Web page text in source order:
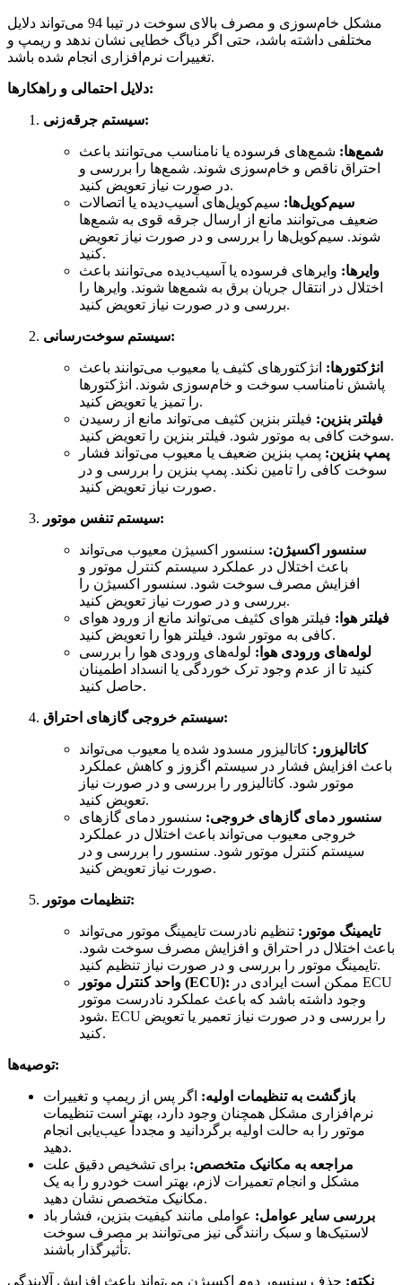
مشکل خام‌سوزی و مصرف بالای سوخت در تیبا 94 می‌تواند دلایل
مختلفی داشته باشد، حتی اگر دیاگ خطایی نشان ندهد و ریمپ و
تغییرات نرم‌افزاری انجام شده باشد.
دلایل احتمالی و راهکارها:
سیستم جرقه‌زنی:
شمع‌ها: شمع‌های فرسوده یا نامناسب می‌توانند باعث
احتراق ناقص و خام‌سوزی شوند. شمع‌ها را بررسی و
در صورت نیاز تعویض کنید.
سیم‌کویل‌ها: سیم‌کویل‌های آسیب‌دیده یا اتصالات
ضعیف می‌توانند مانع از ارسال جرقه قوی به شمع‌ها
شوند. سیم‌کویل‌ها را بررسی و در صورت نیاز تعویض
کنید.
وايرها: وایرهای فرسوده یا آسیب‌دیده می‌توانند باعث
اختلال در انتقال جریان برق به شمع‌ها شوند. وایرها را
بررسی و در صورت نیاز تعویض کنید.
سیستم سوخت‌رسانی:
انژکتورها: انژکتورهای کثیف یا معیوب می‌توانند باعث
پاشش نامناسب سوخت و خام‌سوزی شوند. انژکتورها
را تمیز یا تعویض کنید.
فیلتر بنزین: فیلتر بنزین کثیف می‌تواند مانع از رسیدن
سوخت کافی به موتور شود. فیلتر بنزین را تعویض کنید.
پمپ بنزین: پمپ بنزین ضعیف یا معیوب می‌تواند فشار
سوخت کافی را تامین نکند. پمپ بنزین را بررسی و در
صورت نیاز تعویض کنید.
سیستم تنفس موتور:
سنسور اکسیژن: سنسور اکسیژن معیوب می‌تواند
باعث اختلال در عملکرد سیستم کنترل موتور و
افزایش مصرف سوخت شود. سنسور اکسیژن را
بررسی و در صورت نیاز تعویض کنید.
فیلتر هوا: فیلتر هوای کثیف می‌تواند مانع از ورود هوای
کافی به موتور شود. فیلتر هوا را تعویض کنید.
لوله‌های ورودی هوا: لوله‌های ورودی هوا را بررسی
کنید تا از عدم وجود ترک خوردگی یا انسداد اطمینان
حاصل کنید.
سیستم خروجی گازهای احتراق:
کاتالیزور: کاتالیزور مسدود شده یا معیوب می‌تواند
باعث افزایش فشار در سیستم اگزوز و کاهش عملکرد
موتور شود. کاتالیزور را بررسی و در صورت نیاز
تعویض کنید.
سنسور دمای گازهای خروجی: سنسور دمای گازهای
خروجی معیوب می‌تواند باعث اختلال در عملکرد
سیستم کنترل موتور شود. سنسور را بررسی و در
صورت نیاز تعویض کنید.
تنظیمات موتور:
تایمینگ موتور: تنظیم نادرست تایمینگ موتور می‌تواند
باعث اختلال در احتراق و افزایش مصرف سوخت شود.
تایمینگ موتور را بررسی و در صورت نیاز تنظیم کنید.
واحد کنترل موتور (ECU):
وجود داشته باشد که باعث عملکرد نادرست موتور
شود. ECU را بررسی و در صورت نیاز تعمیر یا تعویض
کنید.
توصیه‌ها:
بازگشت به تنظیمات اولیه: اگر پس از ریمپ و تغییرات
نرم‌افزاری مشکل همچنان وجود دارد، بهتر است تنظیمات
موتور را به حالت اولیه برگردانید و مجدداً عیب‌یابی انجام
دهید.
مراجعه به مکانیک متخصص: برای تشخیص دقیق علت
مشکل و انجام تعمیرات لازم، بهتر است خودرو را به یک
مکانیک متخصص نشان دهید.
بررسی سایر عوامل: عواملی مانند کیفیت بنزین، فشار باد
لاستیک‌ها و سبک رانندگی نیز می‌توانند بر مصرف سوخت
تأثیرگذار باشند.
نکته: حذف سنسور دوم اکسیژن می‌تواند باعث افزایش آلایندگی